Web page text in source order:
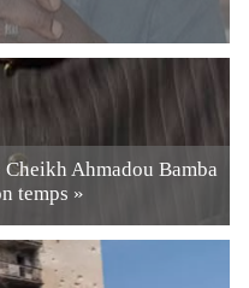
Ahmadou Bamba
temps »